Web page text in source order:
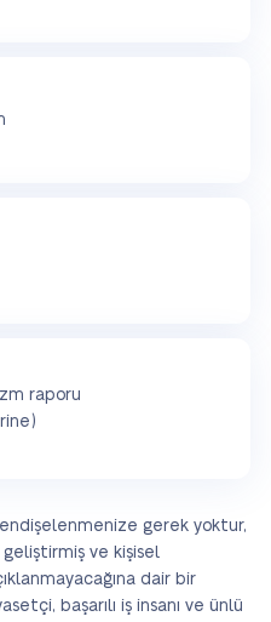
raporu
gerek yoktur,
ve kişisel
dair bir
başarılı iş insanı ve ünlü